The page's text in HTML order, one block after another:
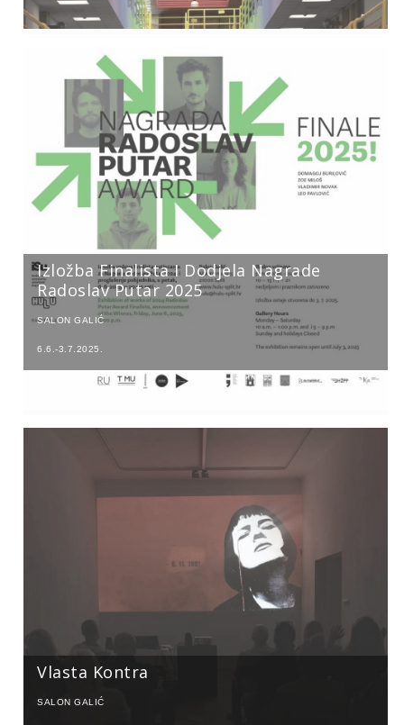
Izložba Finalista I Dodjela Nagrade
Radoslav Putar 2025
SALON GALIĆ
6.6.-3.7.2025.
Vlasta Kontra
SALON GALIĆ